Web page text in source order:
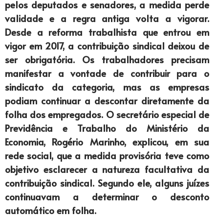
pelos deputados e senadores, a medida perde
validade e a regra antiga volta a vigorar.
Desde a reforma trabalhista que entrou em
vigor em 2017, a contribuição sindical deixou de
ser obrigatória. Os trabalhadores precisam
manifestar a vontade de contribuir para o
sindicato da categoria, mas as empresas
podiam continuar a descontar diretamente da
folha dos empregados. O secretário especial de
Previdência e Trabalho do Ministério da
Economia, Rogério Marinho, explicou, em sua
rede social, que a medida provisória teve como
objetivo esclarecer a natureza facultativa da
contribuição sindical. Segundo ele, alguns juízes
continuavam a determinar o desconto
automático em folha.